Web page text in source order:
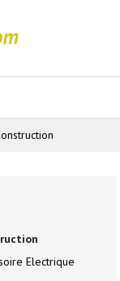
Electrique